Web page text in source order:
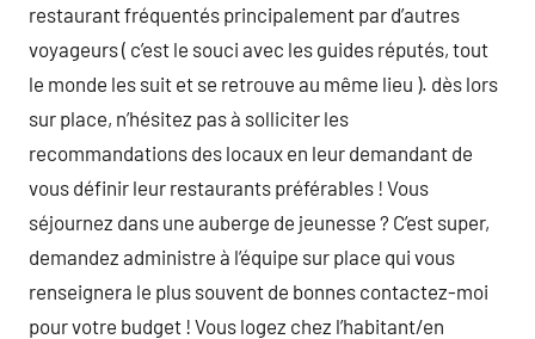
restaurant fréquentés principalement par d’autres
voyageurs ( c’est le souci avec les guides réputés, tout
le monde les suit et se retrouve au même lieu ). dès lors
sur place, n’hésitez pas à solliciter les
recommandations des locaux en leur demandant de
vous définir leur restaurants préférables ! Vous
séjournez dans une auberge de jeunesse ? C’est super,
demandez administre à l’équipe sur place qui vous
renseignera le plus souvent de bonnes contactez-moi
pour votre budget ! Vous logez chez l’habitant/en